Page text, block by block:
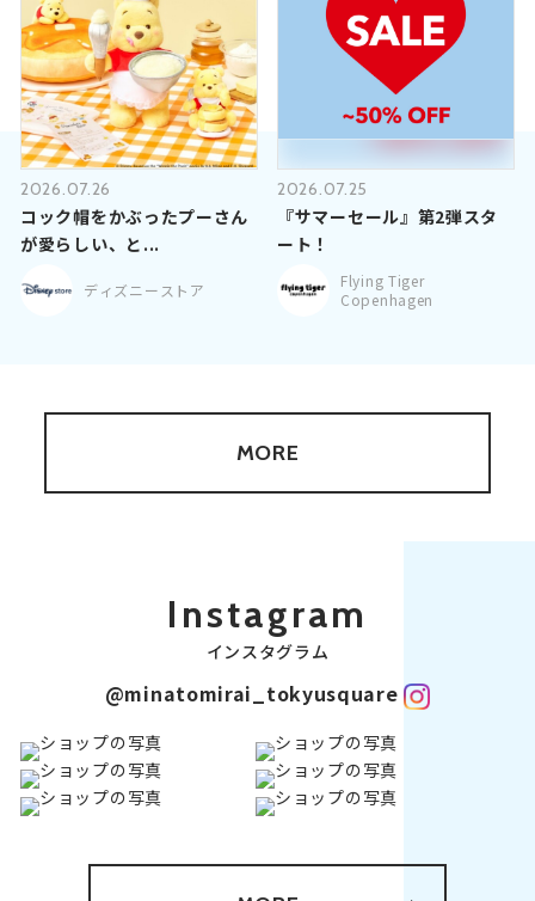
2026.07.26
コック帽をかぶったプーさん
が愛らしい、と...
ディズニーストア
2026.07.25
『サマーセール』第2弾スタ
ート！
Flying Tiger
Copenhagen
MORE
Instagram
インスタグラム
@minatomirai_tokyusquare